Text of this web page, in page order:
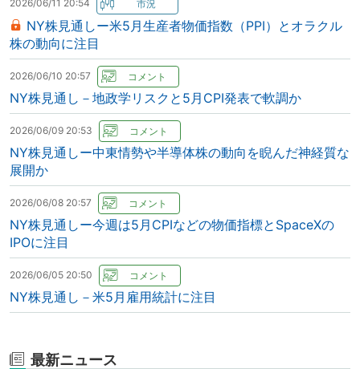
2026/06/11 20:54
NY株見通しー米5月生産者物価指数（PPI）とオラクル
株の動向に注目
2026/06/10 20:57
NY株見通し－地政学リスクと5月CPI発表で軟調か
2026/06/09 20:53
NY株見通しー中東情勢や半導体株の動向を睨んだ神経質な
展開か
2026/06/08 20:57
NY株見通しー今週は5月CPIなどの物価指標とSpaceXの
IPOに注目
2026/06/05 20:50
NY株見通し－米5月雇用統計に注目
最新ニュース